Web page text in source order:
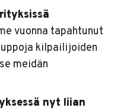
vuonna tapahtunut
kilpailijoiden
meidän
nyt liian